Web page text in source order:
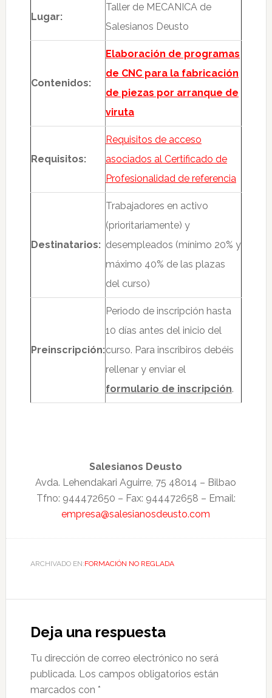
Lugar:
Taller de MECANICA de
Salesianos Deusto
Contenidos:
Elaboración de programas
de CNC para la fabricación
de piezas por arranque de
viruta
Requisitos:
Requisitos de acceso
asociados al Certificado de
Profesionalidad de referencia
Destinatarios:
Trabajadores en activo
(prioritariamente) y
desempleados (mínimo 20% y
máximo 40% de las plazas
del curso)
Preinscripción:
Periodo de inscripción hasta
10 días antes del inicio del
curso. Para inscribiros debéis
rellenar y enviar el
formulario de inscripción.
Salesianos Deusto
Avda. Lehendakari Aguirre, 75 48014 – Bilbao
Tfno: 944472650 – Fax: 944472658 – Email:
empresa@salesianosdeusto.com
ARCHIVADO EN:FORMACIÓN NO REGLADA
Deja una respuesta
Tu dirección de correo electrónico no será
publicada. Los campos obligatorios están
marcados con *